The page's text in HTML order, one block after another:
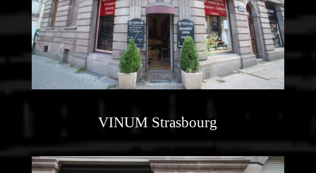
VINUM Strasbourg